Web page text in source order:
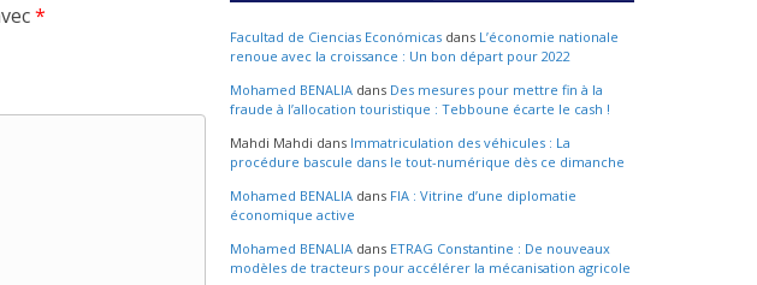
*
Facultad de Ciencias Económicas dans L’économie nationale
renoue avec la croissance : Un bon départ pour 2022
Mohamed BENALIA dans Des mesures pour mettre fin à la
fraude à l’allocation touristique : Tebboune écarte le cash !
Mahdi Mahdi dans Immatriculation des véhicules : La
procédure bascule dans le tout-numérique dès ce dimanche
Mohamed BENALIA dans FIA : Vitrine d’une diplomatie
économique active
Mohamed BENALIA dans ETRAG Constantine : De nouveaux
modèles de tracteurs pour accélérer la mécanisation agricole